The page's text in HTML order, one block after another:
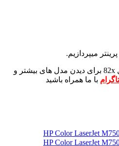
میپردازیم.
برای دیدن مدل های بیشتر و
با ما همراه باشید